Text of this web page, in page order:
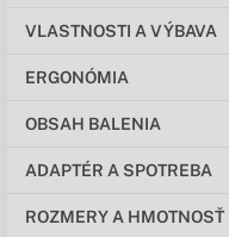
VLASTNOSTI A VÝBAVA
ERGONÓMIA
OBSAH BALENIA
ADAPTÉR A SPOTREBA
ROZMERY A HMOTNOSŤ